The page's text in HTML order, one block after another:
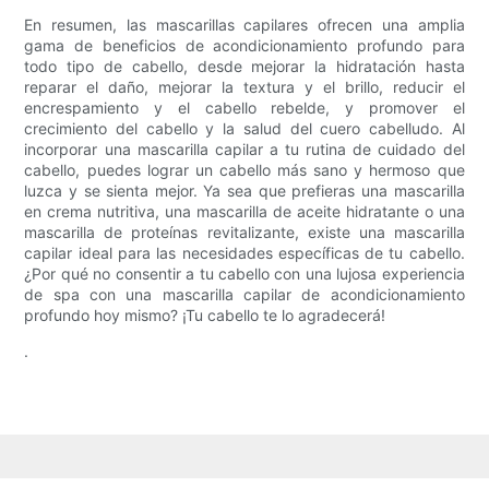
En resumen, las mascarillas capilares ofrecen una amplia
gama de beneficios de acondicionamiento profundo para
todo tipo de cabello, desde mejorar la hidratación hasta
reparar el daño, mejorar la textura y el brillo, reducir el
encrespamiento y el cabello rebelde, y promover el
crecimiento del cabello y la salud del cuero cabelludo. Al
incorporar una mascarilla capilar a tu rutina de cuidado del
cabello, puedes lograr un cabello más sano y hermoso que
luzca y se sienta mejor. Ya sea que prefieras una mascarilla
en crema nutritiva, una mascarilla de aceite hidratante o una
mascarilla de proteínas revitalizante, existe una mascarilla
capilar ideal para las necesidades específicas de tu cabello.
¿Por qué no consentir a tu cabello con una lujosa experiencia
de spa con una mascarilla capilar de acondicionamiento
profundo hoy mismo? ¡Tu cabello te lo agradecerá!
.